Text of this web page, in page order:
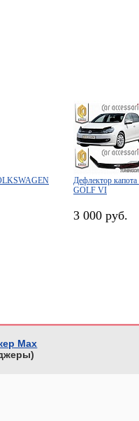
Дефлектор
GOLF VI
3 000 руб.
Max